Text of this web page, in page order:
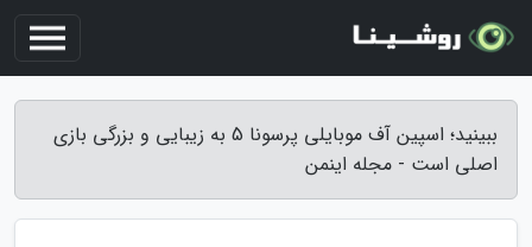
ببینید؛ اسپین آف موبایلی پرسونا 5 به زیبایی و بزرگی بازی
اصلی است - مجله اینمن